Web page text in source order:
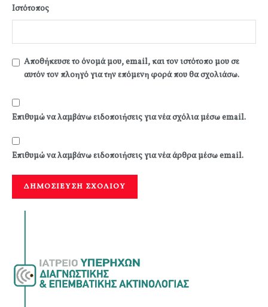
Ιστότοπος
Αποθήκευσε το όνομά μου, email, και τον ιστότοπο μου σε
αυτόν τον πλοηγό για την επόμενη φορά που θα σχολιάσω.
Επιθυμώ να λαμβάνω ειδοποιήσεις για νέα σχόλια μέσω email.
Επιθυμώ να λαμβάνω ειδοποιήσεις για νέα άρθρα μέσω email.